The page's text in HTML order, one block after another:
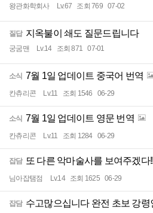
왕관화학회사 Lv.67 조회 769 07-02
질답 지옥불이 쇄도 질문드립니다
궁굼맨 Lv.14 조회 871 07-01
소식 7월 1일 업데이트 중국어 번역
칸츄리콘 Lv.11 조회 1546 06-29
소식 7월 1일 업데이트 영문 번역
칸츄리콘 Lv.11 조회 1284 06-29
잡담 또 다른 악마술사를 보여주겠다
님아잡탬점 Lv.14 조회 1625 06-29
잡담 수고많으십니다 완전 초보 강